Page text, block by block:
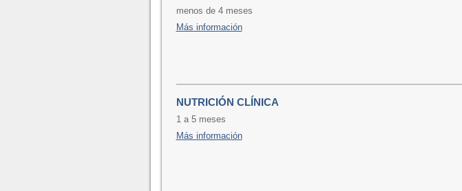
menos de 4 meses
Más información
NUTRICIÓN CLÍNICA
1 a 5 meses
Más información